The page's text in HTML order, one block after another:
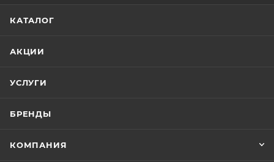
КАТАЛОГ
АКЦИИ
УСЛУГИ
БРЕНДЫ
КОМПАНИЯ